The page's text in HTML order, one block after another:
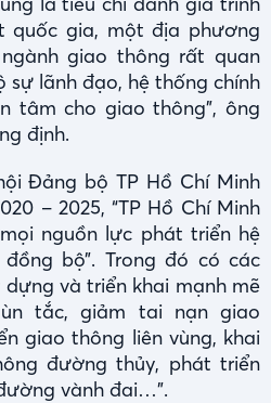
quốc gia, một địa phương
giao thông rất quan
sự lãnh đạo, hệ thống chính
tâm cho giao thông", ông
định.
Đảng bộ TP Hồ Chí Minh
– 2025, “TP Hồ Chí Minh
nguồn lực phát triển hệ
bộ”. Trong đó có các
dựng và triển khai mạnh mẽ
tắc, giảm tai nạn giao
giao thông liên vùng, khai
đường thủy, phát triển
vành đai…”.